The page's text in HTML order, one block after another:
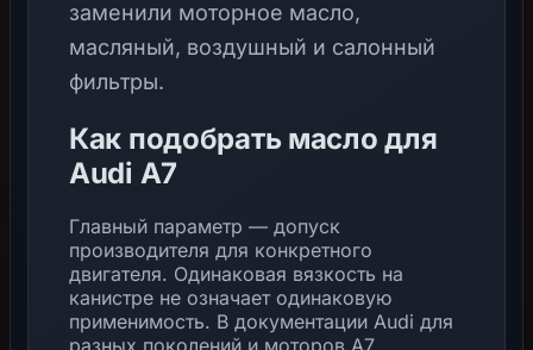
заменили моторное масло,
масляный, воздушный и салонный
фильтры.
Как подобрать масло для
Audi A7
Главный параметр — допуск
производителя для конкретного
двигателя. Одинаковая вязкость на
канистре не означает одинаковую
применимость. В документации Audi для